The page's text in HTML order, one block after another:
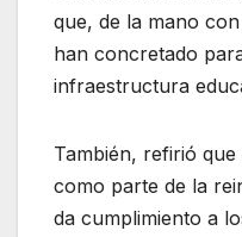
que, de la mano
han concretado
infraestructura
También, refirió
como parte de la
da cumplimiento a